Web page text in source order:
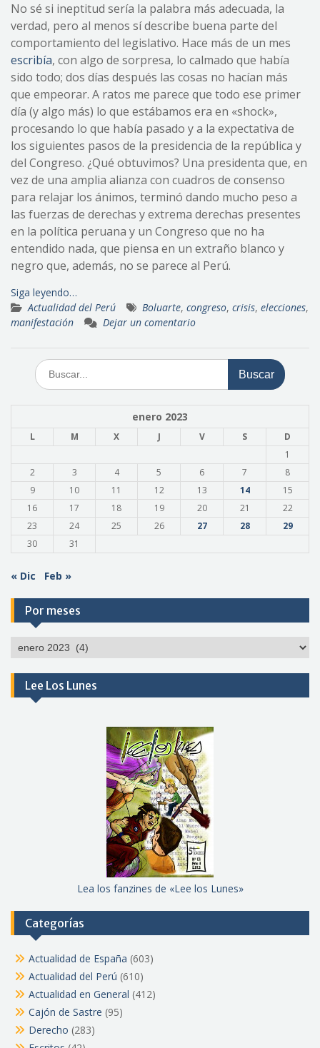
No sé si ineptitud sería la palabra más adecuada, la
verdad, pero al menos sí describe buena parte del
comportamiento del legislativo. Hace más de un mes
escribía, con algo de sorpresa, lo calmado que había
sido todo; dos días después las cosas no hacían más
que empeorar. A ratos me parece que todo ese primer
día (y algo más) lo que estábamos era en «shock»,
procesando lo que había pasado y a la expectativa de
los siguientes pasos de la presidencia de la república y
del Congreso. ¿Qué obtuvimos? Una presidenta que, en
vez de una amplia alianza con cuadros de consenso
para relajar los ánimos, terminó dando mucho peso a
las fuerzas de derechas y extrema derechas presentes
en la política peruana y un Congreso que no ha
entendido nada, que piensa en un extraño blanco y
negro que, además, no se parece al Perú.
Siga leyendo…
Actualidad del Perú
Boluarte, congreso, crisis, elecciones,
manifestación
Dejar un comentario
Buscar:
enero 2023
L M X J V S
D
1
2
3 4 5 6 7
8
9
10 11 12 13 14
15
16
17 18 19 20 21
22
23
24 25 26 27 28
29
30
31
« Dic Feb »
Por meses
Por
Lee Los Lunes
Lea los fanzines de «Lee los Lunes»
Categorías
Actualidad de España (603)
Actualidad del Perú (610)
Actualidad en General (412)
Cajón de Sastre (95)
Derecho (283)